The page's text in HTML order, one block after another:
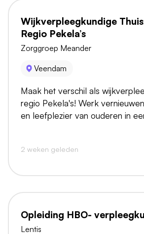
Wijkverpleegkundige
Regio Pekela’s
Zorggroep Meander
Veendam
Maak het verschil als
regio Pekela's! Werk
en leefplezier van ouderen in
2 weken geleden
Opleiding HBO-
Lentis